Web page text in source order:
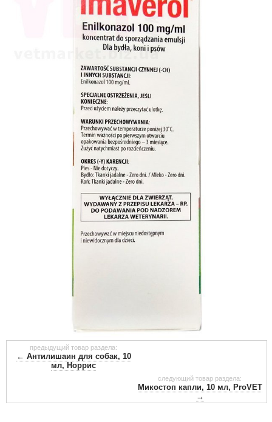
предыдущий товар раздела:
← Антилишаин для собак, 10
мл, Норрис
следующий товар раздела:
Микостоп капли, 10 мл, ProVET
→